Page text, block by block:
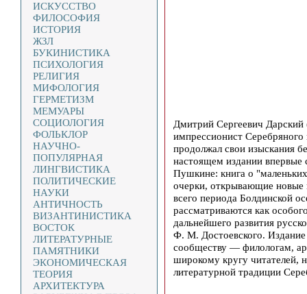
ИСКУССТВО
ФИЛОСОФИЯ
ИСТОРИЯ
ЖЗЛ
БУКИНИСТИКА
ПСИХОЛОГИЯ
РЕЛИГИЯ
МИФОЛОГИЯ
ГЕРМЕТИЗМ
МЕМУАРЫ
СОЦИОЛОГИЯ
ФОЛЬКЛОР
НАУЧНО-
ПОПУЛЯРНАЯ
ЛИНГВИСТИКА
ПОЛИТИЧЕСКИЕ
НАУКИ
АНТИЧНОСТЬ
ВИЗАНТИНИСТИКА
ВОСТОК
ЛИТЕРАТУРНЫЕ
ПАМЯТНИКИ
ЭКОНОМИЧЕСКАЯ
ТЕОРИЯ
АРХИТЕКТУРА
Дмитрий Сергеевич
импрессионист Серебряного
продолжал свои изыскания
настоящем издании впервые
Пушкине: книга о
очерки, открывающие новые
всего периода Болдинской
рассматриваются как
дальнейшего развития
Ф. М. Достоевского. Издание
сообществу — филологам,
широкому кругу читателей,
литературной традиции